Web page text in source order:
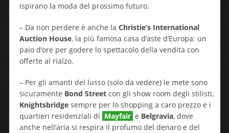
ispirano la moda del prossimo futuro.
– Da non perdere è anche la Christie’s International
Auction House, la più famosa casa d’aste d’Europa: un
paio d’ore per godere lo spettacolo della vendita con
offerte al rialzo.
– Per gli amanti del lusso (solo da vedere) le mete sono
sicuramente Bond Streetcon gli show room degli stilisti,
Knightsbridgesempre per lo shopping a caro prezzo e i
quartieri residenziali di Mayfair e Belgravia, dove
anche nell’aria si respira il profumo del denaro e del